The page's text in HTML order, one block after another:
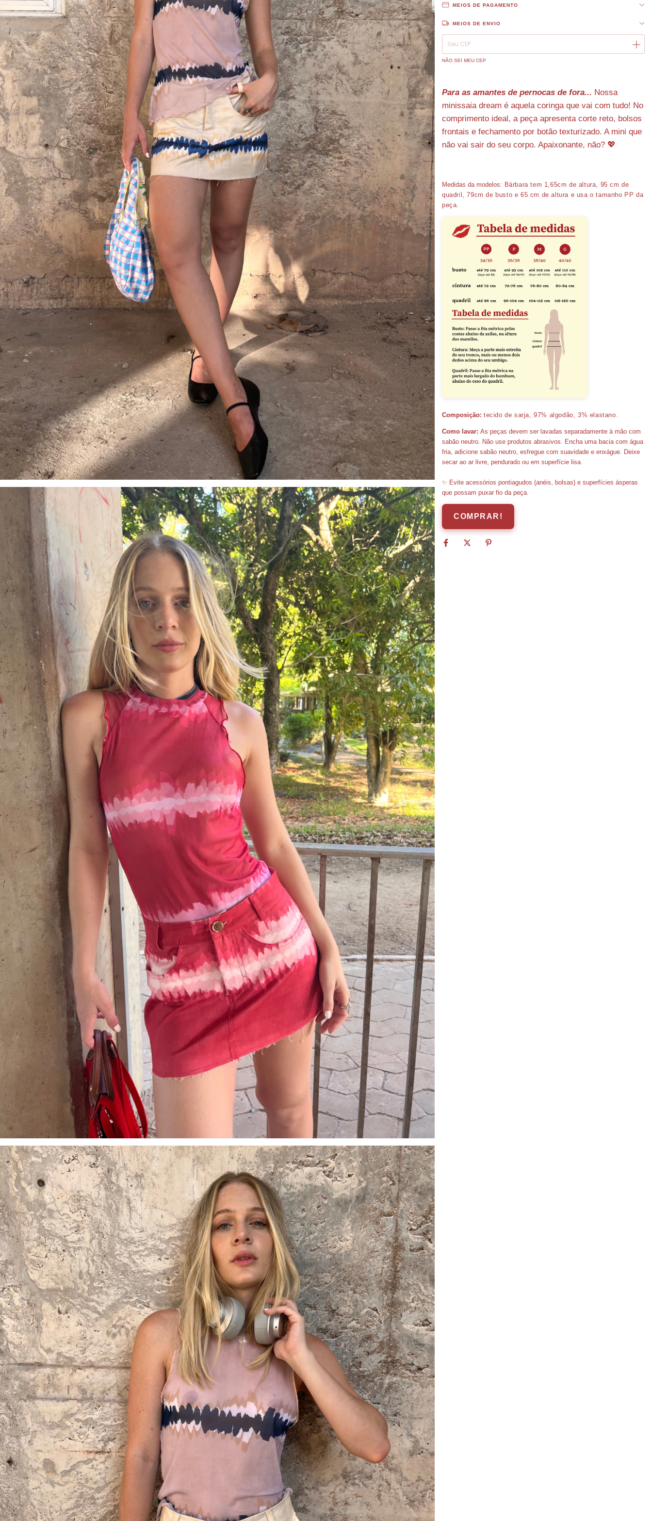
MEIOS DE PAGAMENTO
MEIOS DE ENVIO
Entregas para o CEP: ALTERAR CEP
NÃO SEI MEU CEP
Para as amantes de pernocas de fora... Nossa
minissaia dream é aquela coringa que vai com tudo! No
comprimento ideal, a peça apresenta corte reto, bolsos
frontais e fechamento por botão texturizado. A mini que
não vai sair do seu corpo. Apaixonante, não? 💖
Medidas da modelos: Bárbara tem 1,65cm de altura, 95 cm de
quadril, 79cm de busto e 65 cm de altura e usa o tamanho PP da
peça.
Composição: tecido de sarja, 97% algodão, 3% elastano.
Como lavar: As peças devem ser lavadas separadamente à mão com
sabão neutro. Não use produtos abrasivos. Encha uma bacia com água
fria, adicione sabão neutro, esfregue com suavidade e enxágue. Deixe
secar ao ar livre, pendurado ou em superfície lisa.
✨ Evite acessórios pontiagudos (anéis, bolsas) e superfícies ásperas
que possam puxar fio da peça.
COMPRAR!